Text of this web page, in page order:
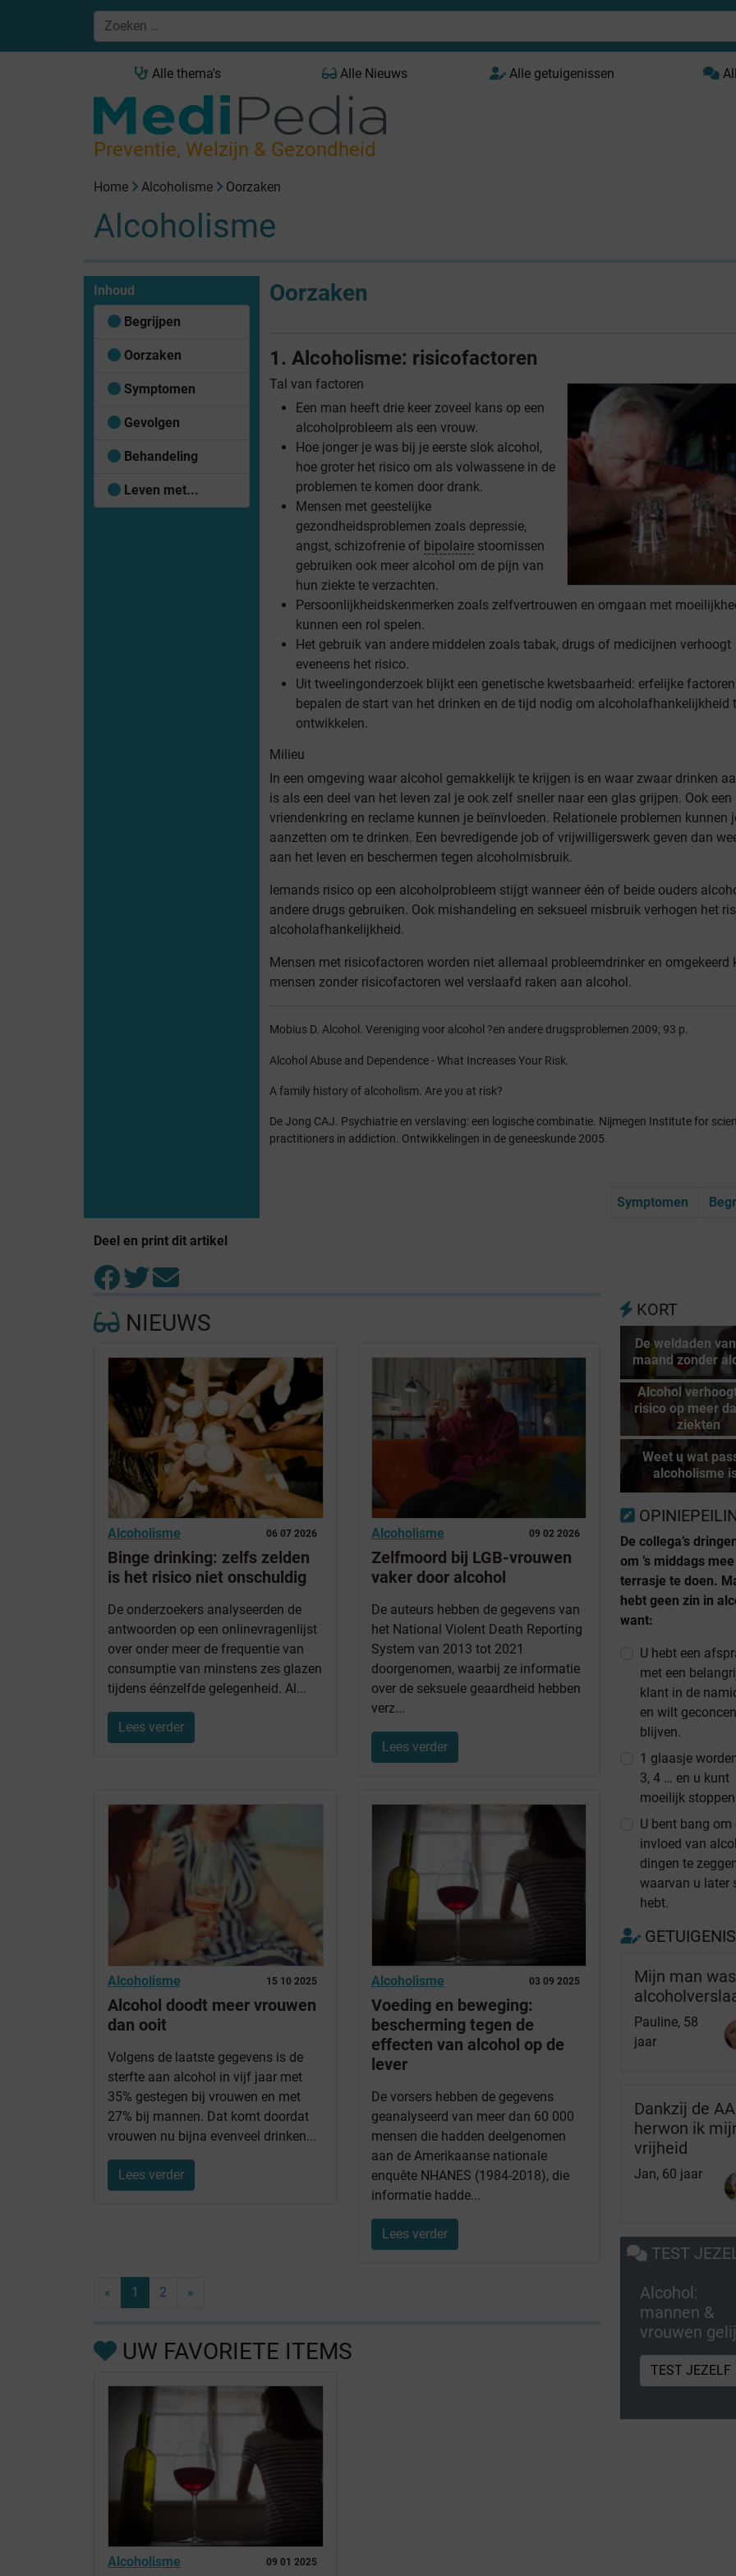
Alle thema's Alle Nieuws Alle getuigenissen
Preventie, Welzijn & Gezondheid
Home Alcoholisme Oorzaken
Alcoholisme
Inhoud
Begrijpen
Oorzaken
Symptomen
Gevolgen
Behandeling
Leven met...
Oorzaken
1. Alcoholisme: risicofactoren
Tal van factoren
Een man heeft drie keer zoveel kans op een
alcoholprobleem als een vrouw.
Hoe jonger je was bij je eerste slok alcohol,
hoe groter het risico om als volwassene in de
problemen te komen door drank.
Mensen met geestelijke
gezondheidsproblemen zoals depressie,
angst, schizofrenie of bipolairestoornissen
gebruiken ook meer alcohol om de pijn van
hun ziekte te verzachten.
Persoonlijkheidskenmerken zoals zelfvertrouwen en omgaan met
kunnen een rol spelen.
Het gebruik van andere middelen zoals tabak, drugs of medicijnen verhoogt
eveneens het risico.
Uit tweelingonderzoek blijkt een genetische kwetsbaarheid: erfelijke factoren
bepalen de start van het drinken en de tijd nodig om alcoholafhankelijkheid
ontwikkelen.
Milieu
In een omgeving waar alcohol gemakkelijk te krijgen is en waar zwaar drinken
is als een deel van het leven zal je ook zelf sneller naar een glas grijpen. Ook een
vriendenkring en reclame kunnen je beïnvloeden. Relationele problemen kunnen
aanzetten om te drinken. Een bevredigende job of vrijwilligerswerk geven dan
aan het leven en beschermen tegen alcoholmisbruik.
Iemands risico op een alcoholprobleem stijgt wanneer één of beide ouders
andere drugs gebruiken. Ook mishandeling en seksueel misbruik verhogen het
alcoholafhankelijkheid.
Mensen met risicofactoren worden niet allemaal probleemdrinker en omgekeerd
mensen zonder risicofactoren wel verslaafd raken aan alcohol.
Mobius D. Alcohol. Vereniging voor alcohol ?en andere drugsproblemen 2009; 93 p.
Alcohol Abuse and Dependence - What Increases Your Risk.
A family history of alcoholism. Are you at risk?
De Jong CAJ. Psychiatrie en verslaving: een logische combinatie. Nijmegen Institute for
practitioners in addiction. Ontwikkelingen in de geneeskunde 2005.
Symptomen
Deel en print dit artikel
NIEUWS
06 07 2026
Alcoholisme
Binge drinking: zelfs zelden
is het risico niet onschuldig
De onderzoekers analyseerden de
antwoorden op een onlinevragenlijst
over onder meer de frequentie van
consumptie van minstens zes glazen
tijdens éénzelfde gelegenheid. Al...
Lees verder
09 02 2026
Alcoholisme
Zelfmoord bij LGB-vrouwen
vaker door alcohol
De auteurs hebben de gegevens van
het National Violent Death Reporting
System van 2013 tot 2021
doorgenomen, waarbij ze informatie
over de seksuele geaardheid hebben
verz...
Lees verder
15 10 2025
Alcoholisme
Alcohol doodt meer vrouwen
dan ooit
Volgens de laatste gegevens is de
sterfte aan alcohol in vijf jaar met
35% gestegen bij vrouwen en met
27% bij mannen. Dat komt doordat
vrouwen nu bijna evenveel drinken...
Lees verder
03 09 2025
Alcoholisme
Voeding en beweging:
bescherming tegen de
effecten van alcohol op de
lever
De vorsers hebben de gegevens
geanalyseerd van meer dan 60 000
mensen die hadden deelgenomen
aan de Amerikaanse nationale
enquête NHANES (1984-2018), die
informatie hadde...
Lees verder
« 1 2 »
UW FAVORIETE ITEMS
09 01 2025
Alcoholisme
KORT
De weldaden
maand zonder
Alcohol
risico op meer
ziekten
Weet u wat
alcoholisme
De collega’s
om ’s middags
terrasje te doen.
hebt geen zin in
want:
U hebt een
met een
klant in de
en wilt
blijven.
1 glaasje
3, 4 … en u kunt
moeilijk
U bent bang om
invloed van
dingen te
waarvan u later
hebt.
Mijn man was
Pauline, 58
jaar
Dankzij de AA
herwon ik
vrijheid
Jan, 60 jaar
TEST
Alcohol:
mannen &
vrouwen
TEST JEZELF